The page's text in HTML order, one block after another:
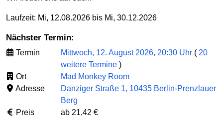
Laufzeit: Mi, 12.08.2026 bis Mi, 30.12.2026
Nächster Termin:
Termin Mittwoch, 12. August 2026, 20:30 Uhr ( 20
weitere Termine )
Ort
Mad Monkey Room
Adresse
Danziger Straße 1, 10435 Berlin-Prenzlauer
Berg
Preis
ab 21,42 €